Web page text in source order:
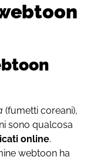
(fumetti coreani),
sono qualcosa
online.
webtoon ha